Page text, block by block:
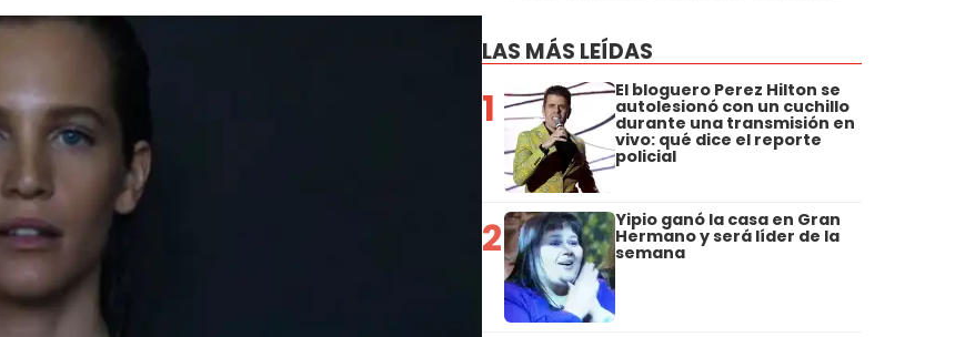
LAS MÁS LEÍDAS
1 El bloguero Perez Hilton se
autolesionó con un cuchillo
durante una transmisión en
vivo: qué dice el reporte
policial
2 Yipio ganó la casa en Gran
Hermano y será líder de la
semana